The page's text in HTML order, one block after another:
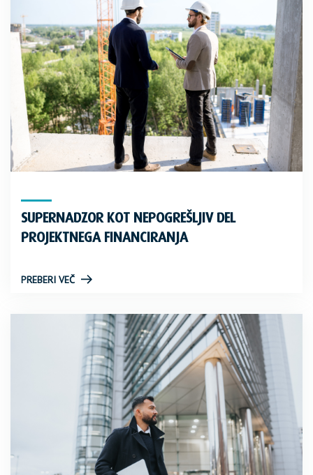
SUPERNADZOR KOT NEPOGREŠLJIV DEL
PROJEKTNEGA FINANCIRANJA
PREBERI VEČ